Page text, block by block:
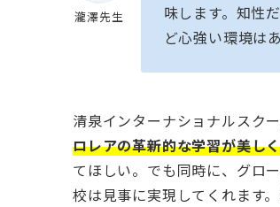
瀧澤先生
味します。知性
ど心強い環境は
清泉インターナショナルスク
ロレアの革新的な学習が美し
てほしい。でも同時に、グロ
校は見事に実現してくれます